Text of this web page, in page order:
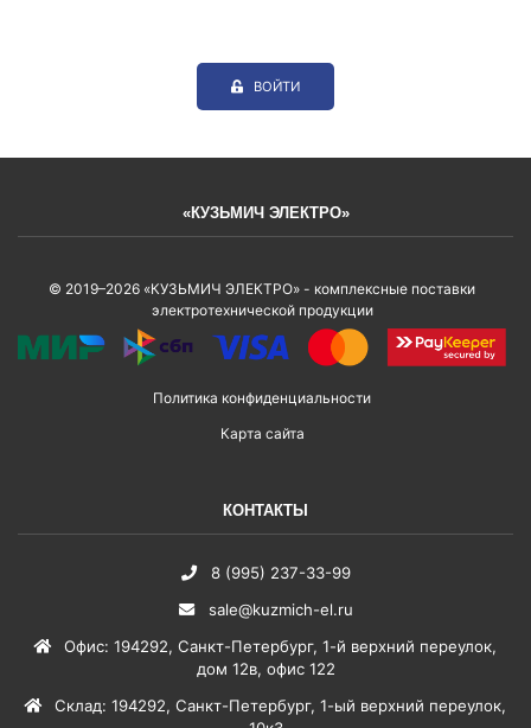
ВОЙТИ
«КУЗЬМИЧ ЭЛЕКТРО»
© 2019–2026 «КУЗЬМИЧ ЭЛЕКТРО» - комплексные поставки
электротехнической продукции
Политика конфиденциальности
Карта сайта
КОНТАКТЫ
8 (995) 237-33-99
sale@kuzmich-el.ru
Офис: 194292, Санкт-Петербург, 1-й верхний переулок,
дом 12в, офис 122
Склад: 194292, Санкт-Петербург, 1-ый верхний переулок,